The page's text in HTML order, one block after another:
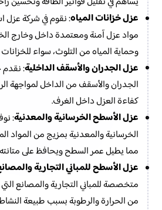
عزل خزانات المياه: نقوم في شركة عزل
مواد عزل آمنة ومعتمدة داخل وخارج
وحماية المياه من التلوث، سواء للخزانات
عزل الجدران والأسقف الداخلية: نقدم
الجدران والأسقف من الداخل لمواجهة
كفاءة العزل داخل الغرف.
عزل الأسطح الخرسانية والمعدنية:
الخرسانية والمعدنية بمزيج من المواد
مما يطيل عمر السطح ويحافظ على
عزل الأسطح للمباني التجارية
متخصصة للمباني التجارية والمصانع
من الحرارة والرطوبة بسبب طبيعة